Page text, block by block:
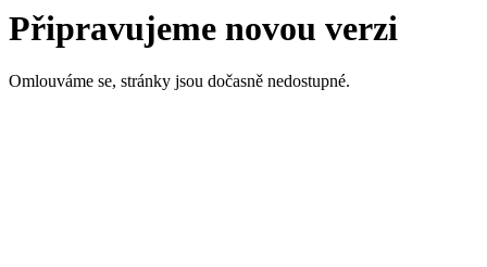
Připravujeme novou verzi
Omlouváme se, stránky jsou dočasně nedostupné.